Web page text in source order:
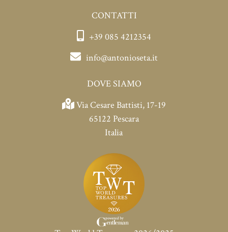
CONTATTI
+39 085 4212354
info@antonioseta.it
DOVE SIAMO
Via Cesare Battisti, 17-19
65122 Pescara
Italia